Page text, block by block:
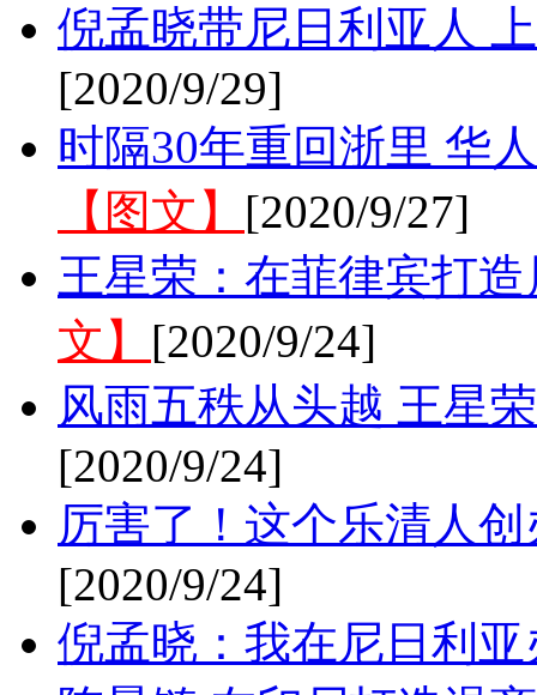
倪孟晓带尼日利亚人
[2020/9/29]
时隔30年重回浙里 华
【图文】 [2020/9/27]
王星荣：在菲律宾打
文】 [2020/9/24]
风雨五秩从头越 王星
[2020/9/24]
厉害了！这个乐清人
[2020/9/24]
倪孟晓：我在尼日利